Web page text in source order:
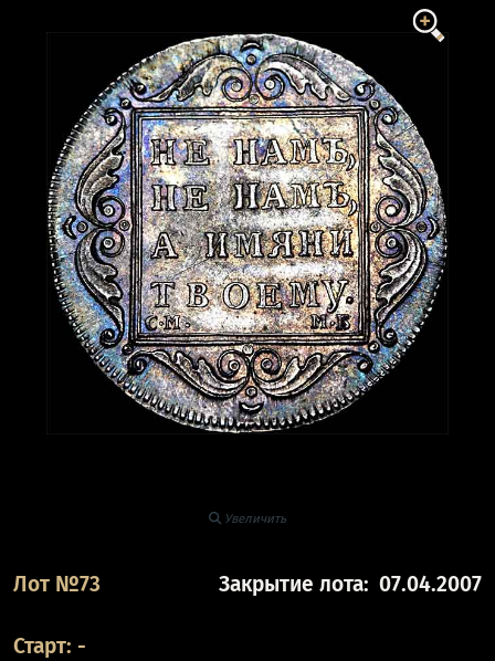
Увеличить
Лот №73 Закрытие лота: 07.04.2007
Старт: -